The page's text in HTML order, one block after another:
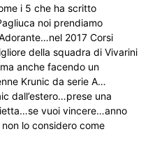
i 5 che ha scritto
noi prendiamo
2017 Corsi
della squadra di Vivarini
anche facendo un
Krunic da serie A…
dall’estero…prese una
vuoi vincere…anno
lo considero come